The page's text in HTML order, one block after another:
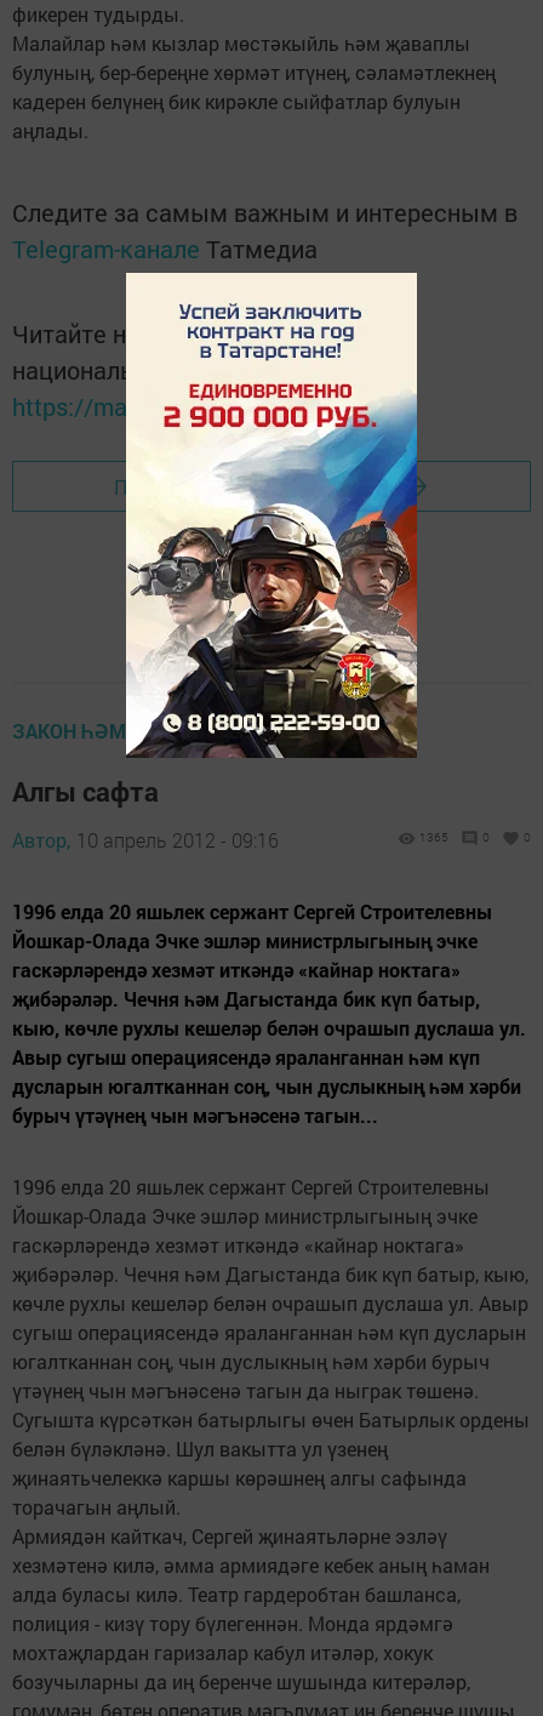
фикерен тудырды.
Малайлар һәм кызлар мөстәкыйль һәм җаваплы
булуның, бер-береңне хөрмәт итүнең, сәламәтлекнең
кадерен белүнең бик кирәкле сыйфатлар булуын
аңлады.
Следите за самым важным и интересным в
Telegram-канале Татмедиа
Читайте новости Татарстана в
национальном мессенджере MАХ:
https://max.ru/tatmedia
Перейти на страницу новости
ЗАКОН ҺӘМ ИМИНЛЕК
Алгы сафта
Автор, 10 апрель 2012 - 09:16 1365 0 0
1996 елда 20 яшьлек сержант Сергей Строителевны
Йошкар-Олада Эчке эшләр министрлыгының эчке
гаскәрләрендә хезмәт иткәндә «кайнар ноктага»
җибәрәләр. Чечня һәм Дагыстанда бик күп батыр,
кыю, көчле рухлы кешеләр белән очрашып дуслаша ул.
Авыр сугыш операциясендә яраланганнан һәм күп
дусларын югалтканнан соң, чын дуслыкның һәм хәрби
бурыч үтәүнең чын мәгънәсенә тагын...
1996 елда 20 яшьлек сержант Сергей Строителевны
Йошкар-Олада Эчке эшләр министрлыгының эчке
гаскәрләрендә хезмәт иткәндә «кайнар ноктага»
җибәрәләр. Чечня һәм Дагыстанда бик күп батыр, кыю,
көчле рухлы кешеләр белән очрашып дуслаша ул. Авыр
сугыш операциясендә яраланганнан һәм күп дусларын
югалтканнан соң, чын дуслыкның һәм хәрби бурыч
үтәүнең чын мәгънәсенә тагын да ныграк төшенә.
Сугышта күрсәткән батырлыгы өчен Батырлык ордены
белән бүләкләнә. Шул вакытта ул үзенең
җинаятьчелеккә каршы көрәшнең алгы сафында
торачагын аңлый.
Армиядән кайткач, Сергей җинаятьләрне эзләү
хезмәтенә килә, әмма армиядәге кебек аның һаман
алда буласы килә. Театр гардеробтан башланса,
полиция - кизү тору бүлегеннән. Монда ярдәмгә
мохтаҗлардан гаризалар кабул итәләр, хокук
бозучыларны да иң беренче шушында китерәләр,